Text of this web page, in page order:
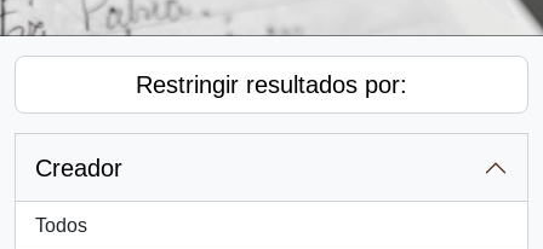
Restringir resultados por:
Creador
Todos